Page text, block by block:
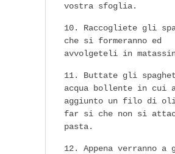
vostra sfoglia.
Raccogliete gli
che si formeranno ed
avvolgeteli in
Buttate gli
acqua bollente in cui
aggiunto un filo di
far si che non si
pasta.
Appena verranno a